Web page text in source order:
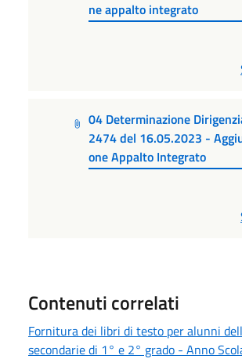
ne appalto integrato
04 Determinazione
2474 del 16.05.2023 -
one Appalto Integrato
Contenuti correlati
Fornitura dei libri di testo per alunni
secondarie di 1° e 2° grado - Anno